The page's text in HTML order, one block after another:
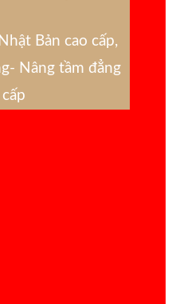
Bản cao cấp,
Nâng tầm đẳng
cấp